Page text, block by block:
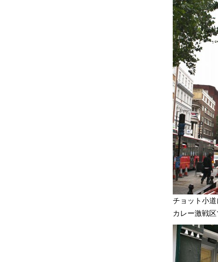
チョット小
カレー激戦